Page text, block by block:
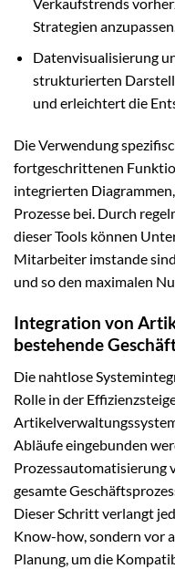
Strategien
Datenvisualisierung
strukturierten
und erleichtert die
Die Verwendung
fortgeschrittenen
integrierten
Prozesse bei. Durch
dieser Tools können
Mitarbeiter imstande
und so den maximalen
Integration von
bestehende
Die nahtlose
Rolle in der
Abläufe eingebunden
Prozessautomatisierung
gesamte
Dieser Schritt verlangt
Know-how, sondern vor
Planung, um die